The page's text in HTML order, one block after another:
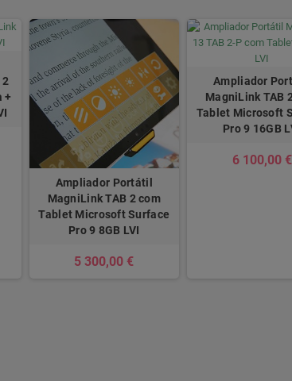
2
+
Ampliador Portátil
MagniLink TAB 2 com
Tablet Microsoft Surface
Pro 9 8GB LVI
5 300,00 €
Ampliador
MagniLink TAB
Tablet Microsoft
Pro 9 16GB
6 100,00 €